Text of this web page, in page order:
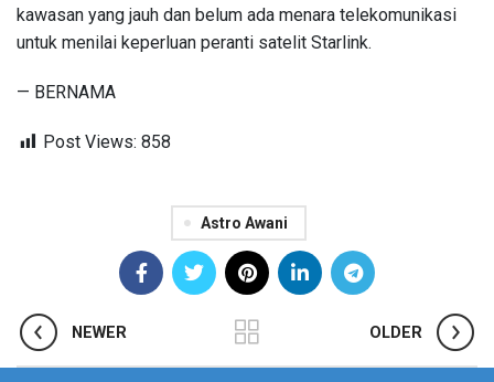
kawasan yang jauh dan belum ada menara telekomunikasi
untuk menilai keperluan peranti satelit Starlink.
— BERNAMA
Post Views: 858
Astro Awani
NEWER OLDER